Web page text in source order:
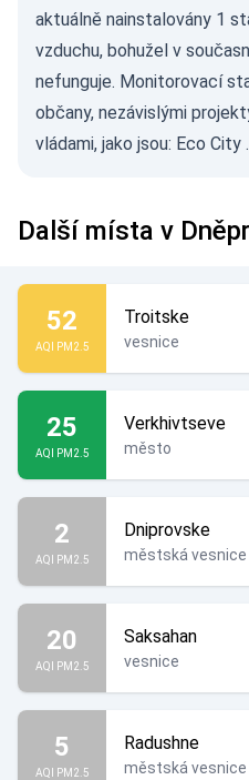
aktuálně nainstalovány 1
vzduchu, bohužel v
nefunguje. Monitorovací
občany, nezávislými
vládami, jako jsou: Eco City .
Další místa v
52
AQI PM2.5
Troitske
vesnice
25
AQI PM2.5
Verkhivtseve
město
2
AQI PM2.5
Dniprovske
městská vesnice
20
AQI PM2.5
Saksahan
vesnice
5
AQI PM2.5
Radushne
městská vesnice